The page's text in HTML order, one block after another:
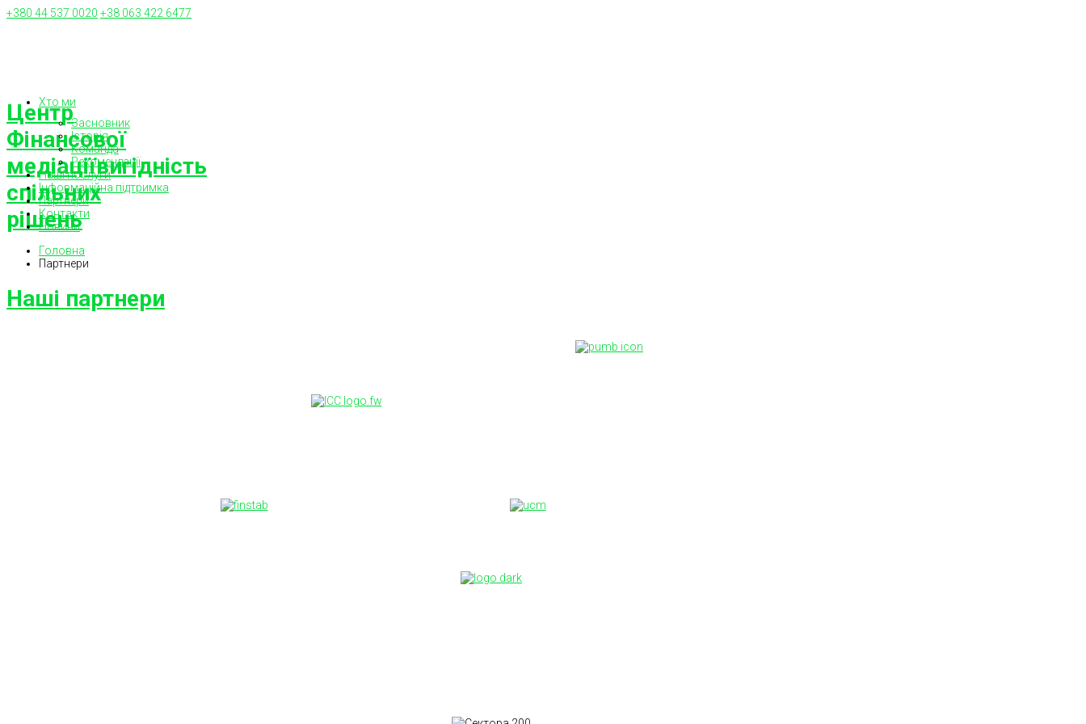
+380 44 537 0020 +38 063 422 6477
Центр
Фінансової
медіаціївигідність
спільних
рішень
Хто ми
Засновник
Історія
Команда
Рекомендації
Наші послуги
Інформаційна підтримка
Партнери
Контакти
Новини
Головна
Партнери
Наші партнери